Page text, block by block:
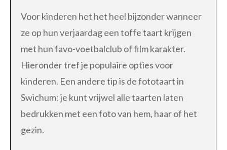
Voor kinderen het het heel bijzonder wanneer
ze op hun verjaardag een toffe taart krijgen
met hun favo-voetbalclub of film karakter.
Hieronder tref je populaire opties voor
kinderen. Een andere tip is de fototaart in
Swichum: je kunt vrijwel alle taarten laten
bedrukken met een foto van hem, haar of het
gezin.